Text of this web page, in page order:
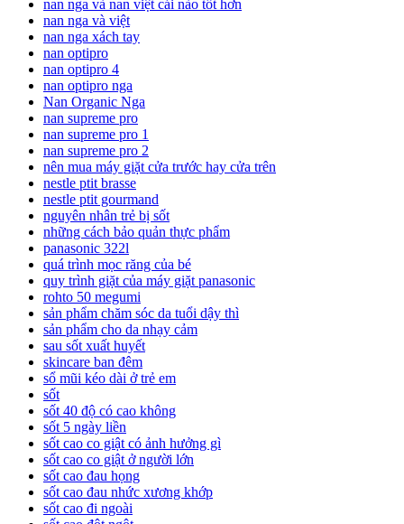
nan nga và nan việt cái nào tốt hơn
nan nga và việt
nan nga xách tay
nan optipro
nan optipro 4
nan optipro nga
Nan Organic Nga
nan supreme pro
nan supreme pro 1
nan supreme pro 2
nên mua máy giặt cửa trước hay cửa trên
nestle ptit brasse
nestle ptit gourmand
nguyên nhân trẻ bị sốt
những cách bảo quản thực phẩm
panasonic 322l
quá trình mọc răng của bé
quy trình giặt của máy giặt panasonic
rohto 50 megumi
sản phẩm chăm sóc da tuổi dậy thì
sản phẩm cho da nhạy cảm
sau sốt xuất huyết
skincare ban đêm
sổ mũi kéo dài ở trẻ em
sốt
sốt 40 độ có cao không
sốt 5 ngày liền
sốt cao co giật có ảnh hưởng gì
sốt cao co giật ở người lớn
sốt cao đau họng
sốt cao đau nhức xương khớp
sốt cao đi ngoài